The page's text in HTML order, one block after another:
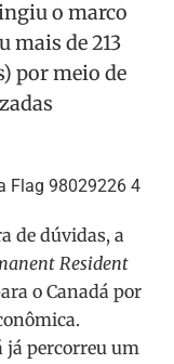
o marco
mais de 213
por meio de
de dúvidas, a
Resident
o Canadá por
já percorreu um